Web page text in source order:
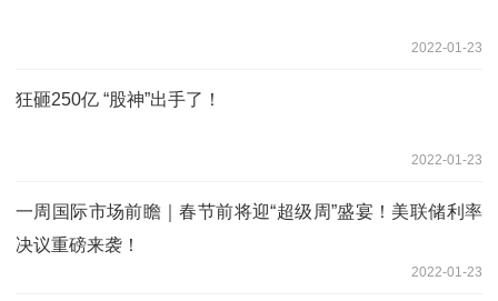
2022-01-23
狂砸250亿 “股神”出手了！
2022-01-23
一周国际市场前瞻｜春节前将迎“超级周”盛宴！美联储利率
决议重磅来袭！
2022-01-23